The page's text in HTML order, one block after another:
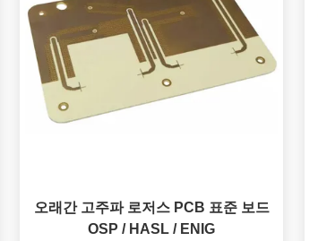
오래간 고주파 로저스 PCB 표준 보드
OSP / HASL / ENIG